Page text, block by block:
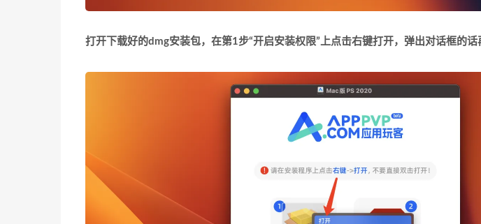
打开下载好的dmg安装包，在第1步“开启安装权限”上点击右键打开，弹出对话框的话